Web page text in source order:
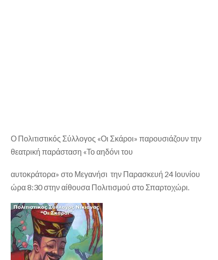
Ο Πολιτιστικός Σύλλογος «Οι Σκάροι» παρουσιάζουν την
θεατρική παράσταση «Το αηδόνι του
αυτοκράτορα» στο Μεγανήσι την Παρασκευή 24 Ιουνίου
ώρα 8:30 στην αίθουσα Πολιτισμού στο Σπαρτοχώρι.